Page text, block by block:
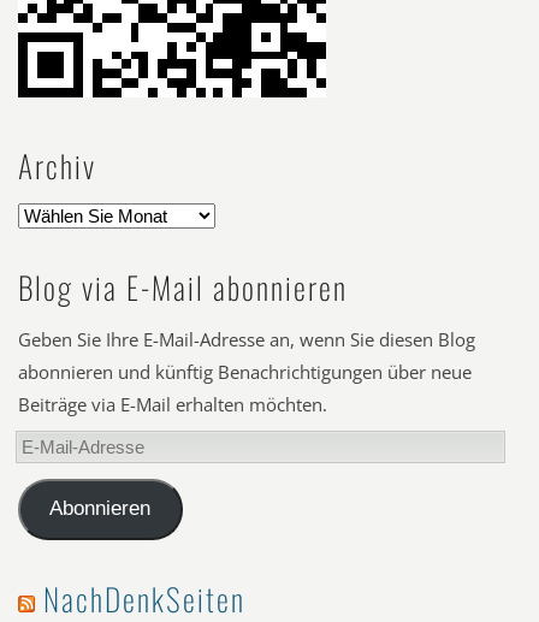
Archiv
Blog via E-Mail abonnieren
Geben Sie Ihre E-Mail-Adresse an, wenn Sie diesen Blog
abonnieren und künftig Benachrichtigungen über neue
Beiträge via E-Mail erhalten möchten.
E-
Mail-
AdresseAbonnieren
NachDenkSeiten